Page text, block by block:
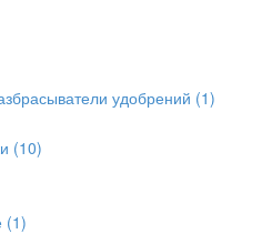
удобрений (1)
(10)
(1)